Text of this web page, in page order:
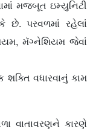
મજબૂત ઇમ્યુનિટી
પરવળમાં રહેલાં
મૅગ્નેશિયમ જેવાં
વધારવાનું કામ
વાતાવરણને કારણે